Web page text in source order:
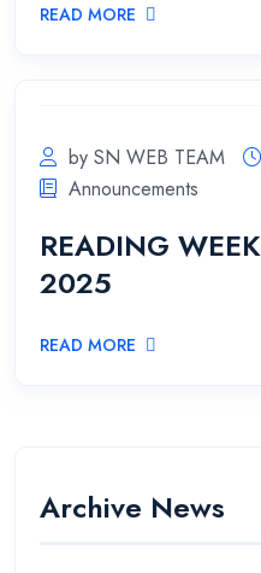
READ MORE
by SN WEB TEAM
Announcements
READING
2025
READ MORE
Archive News